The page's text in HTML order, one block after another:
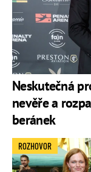
Neskutečná
nevěře a
beránek
ROZHOVOR